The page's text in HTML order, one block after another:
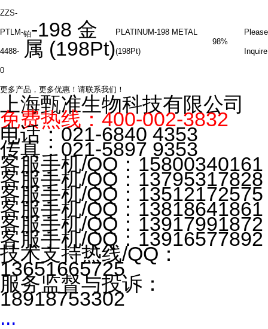
ZZS-
PTLM-
4488-
0
铂-198 金
属 (198Pt)
PLATINUM-198 METAL
(198Pt)
98%
Please
Inquire
更多产品，更多优惠！请联系我们！
上海甄准生物科技有限公司
免费热线：400-002-3832
电话：021-6840 4353
传真：021-5897 9353
客服手机/QQ： 15800340161
客服手机/QQ ： 13795317828
客服手机/QQ ： 13512172575
客服手机/QQ ： 13818641861
客服手机/QQ ： 13917991872
客服手机/QQ ： 13916577892
技术支持热线/QQ ：
13651665725
服务监督与投诉：
18918753302
...